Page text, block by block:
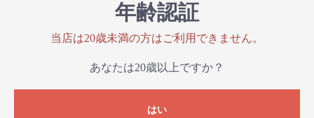
年齢認証
当店は20歳未満の方はご利用できません。
あなたは20歳以上ですか？
はい